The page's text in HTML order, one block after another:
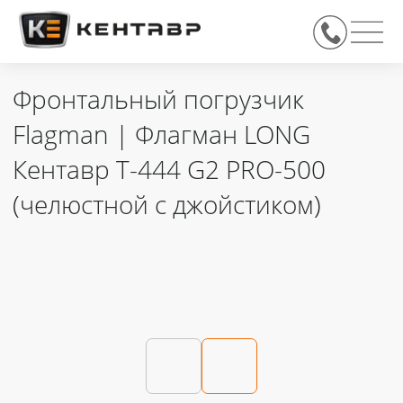
Фронтальный погрузчик
Flagman | Флагман LONG
Кентавр Т-444 G2 PRO-500
(челюстной c джойстиком)